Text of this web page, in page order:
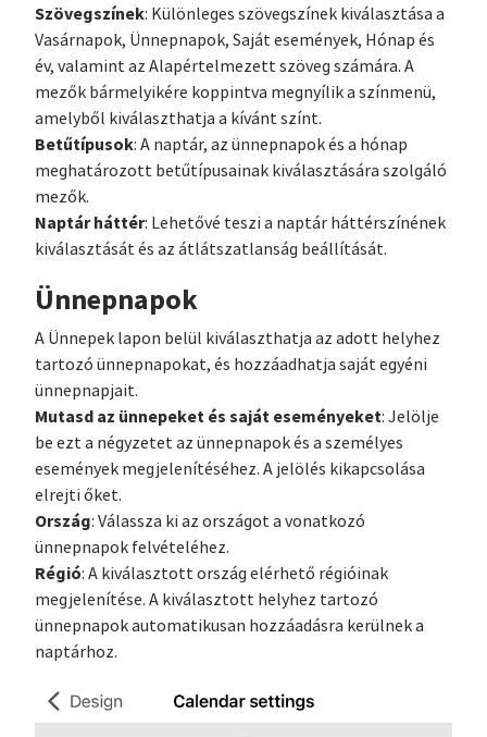
Szövegszínek: Különleges szövegszínek kiválasztása a
Vasárnapok, Ünnepnapok, Saját események, Hónap és
év, valamint az Alapértelmezett szöveg számára. A
mezők bármelyikére koppintva megnyílik a színmenü,
amelyből kiválaszthatja a kívánt színt.
Betűtípusok: A naptár, az ünnepnapok és a hónap
meghatározott betűtípusainak kiválasztására szolgáló
mezők.
Naptár háttér: Lehetővé teszi a naptár háttérszínének
kiválasztását és az átlátszatlanság beállítását.
Ünnepnapok
A Ünnepek lapon belül kiválaszthatja az adott helyhez
tartozó ünnepnapokat, és hozzáadhatja saját egyéni
ünnepnapjait.
Mutasd az ünnepeket és saját eseményeket: Jelölje
be ezt a négyzetet az ünnepnapok és a személyes
események megjelenítéséhez. A jelölés kikapcsolása
elrejti őket.
Ország: Válassza ki az országot a vonatkozó
ünnepnapok felvételéhez.
Régió: A kiválasztott ország elérhető régióinak
megjelenítése. A kiválasztott helyhez tartozó
ünnepnapok automatikusan hozzáadásra kerülnek a
naptárhoz.